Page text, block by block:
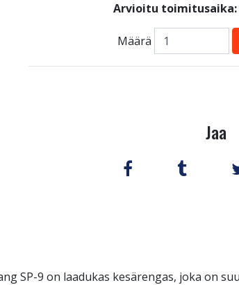
Arvioitu toimitusaika:
Määrä
Jaa
SP-9 on laadukas kesärengas, joka on